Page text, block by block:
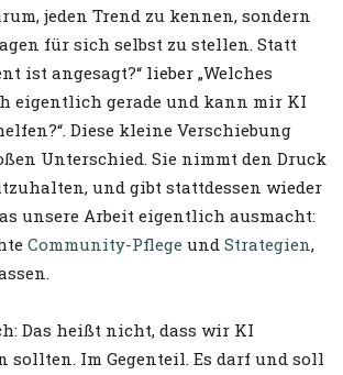
jeden Trend zu kennen, sondern
für sich selbst zu stellen. Statt
ist angesagt?“ lieber „Welches
eigentlich gerade und kann mir KI
Diese kleine Verschiebung
Unterschied. Sie nimmt den Druck
und gibt stattdessen wieder
unsere Arbeit eigentlich ausmacht:
Community-Pflege und Strategien,
Das heißt nicht, dass wir KI
sollten. Im Gegenteil. Es darf und soll